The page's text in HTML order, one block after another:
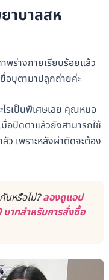
าบาลสห
พร่างกายเรียบร้อยแล้ว
อบุตามาปลูกถ่ายค่ะ
รเป็นพิเศษเลย คุณหมอ
อปิดตาแล้วยังสามารถใช้
ว เพราะหลังผ่าตัดจะต้อง
นหรือไม่?ลองดูแอป
าทสำหรับการสั่งซื้อ